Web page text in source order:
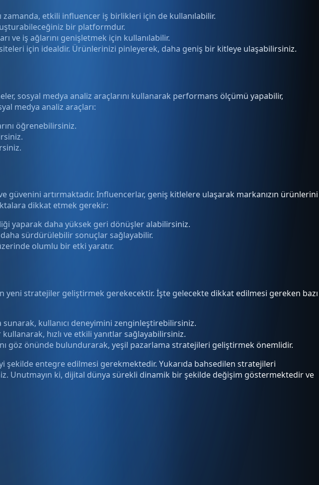
etkili influencer iş birlikleri için de kullanılabilir.
bir platformdur.
ve iş ağlarını genişletmek için kullanılabilir.
için idealdir. Ürünlerinizi pinleyerek, daha geniş bir kitleye ulaşabilirsiniz.
sosyal medya analiz araçlarını kullanarak performans ölçümü yapabilir,
medya analiz araçları:
öğrenebilirsiniz.
artırmaktadır. Influencerlar, geniş kitlelere ulaşarak markanızın ürünlerini
dikkat etmek gerekir:
yaparak daha yüksek geri dönüşler alabilirsiniz.
sürdürülebilir sonuçlar sağlayabilir.
olumlu bir etki yaratır.
yeni stratejiler geliştirmek gerekecektir. İşte gelecekte dikkat edilmesi gereken bazı
kullanıcı deneyimini zenginleştirebilirsiniz.
hızlı ve etkili yanıtlar sağlayabilirsiniz.
göz önünde bulundurarak, yeşil pazarlama stratejileri geliştirmek önemlidir.
entegre edilmesi gerekmektedir. Yukarıda bahsedilen stratejileri
Unutmayın ki, dijital dünya sürekli dinamik bir şekilde değişim göstermektedir ve